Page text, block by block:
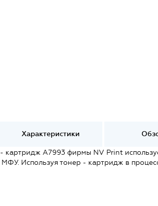
Характеристики
картридж A7993 фирмы NV Print
Используя тонер - картридж в